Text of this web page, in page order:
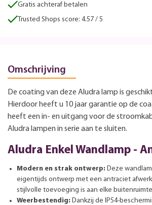
Gratis achteraf betalen
Trusted Shops score: 4.57 / 5
Omschrijving
De coating van deze Aludra lamp is
Hierdoor heeft u 10 jaar garantie op de
heeft een in- en uitgang voor de
Aludra lampen in serie aan te sluiten.
Aludra Enkel Wandlamp -
Modern en strak ontwerp: Deze
eigentijds ontwerp met een antraciet
stijlvolle toevoeging is aan elke
Weerbestendig: Dankzij de IP54-